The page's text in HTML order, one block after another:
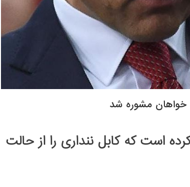
خواهان مشوره شد
است که کابل ننداری را از حالت